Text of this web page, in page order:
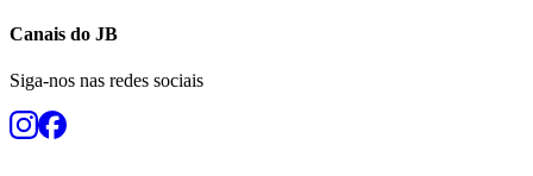
Canais do JB
Siga-nos nas redes sociais